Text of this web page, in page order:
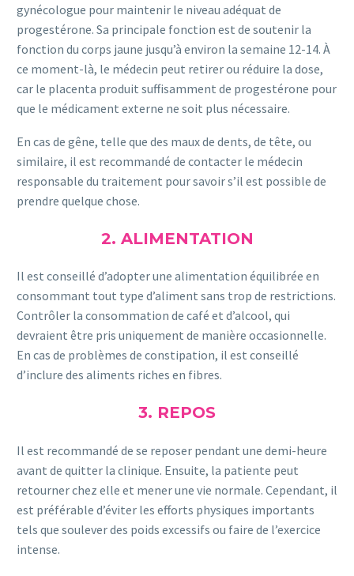
gynécologue pour maintenir le niveau adéquat de
progestérone. Sa principale fonction est de soutenir la
fonction du corps jaune jusqu’à environ la semaine 12-14. À
ce moment-là, le médecin peut retirer ou réduire la dose,
car le placenta produit suffisamment de progestérone pour
que le médicament externe ne soit plus nécessaire.
En cas de gêne, telle que des maux de dents, de tête, ou
similaire, il est recommandé de contacter le médecin
responsable du traitement pour savoir s’il est possible de
prendre quelque chose.
2. ALIMENTATION
Il est conseillé d’adopter une alimentation équilibrée en
consommant tout type d’aliment sans trop de restrictions.
Contrôler la consommation de café et d’alcool, qui
devraient être pris uniquement de manière occasionnelle.
En cas de problèmes de constipation, il est conseillé
d’inclure des aliments riches en fibres.
3. REPOS
Il est recommandé de se reposer pendant une demi-heure
avant de quitter la clinique. Ensuite, la patiente peut
retourner chez elle et mener une vie normale. Cependant, il
est préférable d’éviter les efforts physiques importants
tels que soulever des poids excessifs ou faire de l’exercice
intense.